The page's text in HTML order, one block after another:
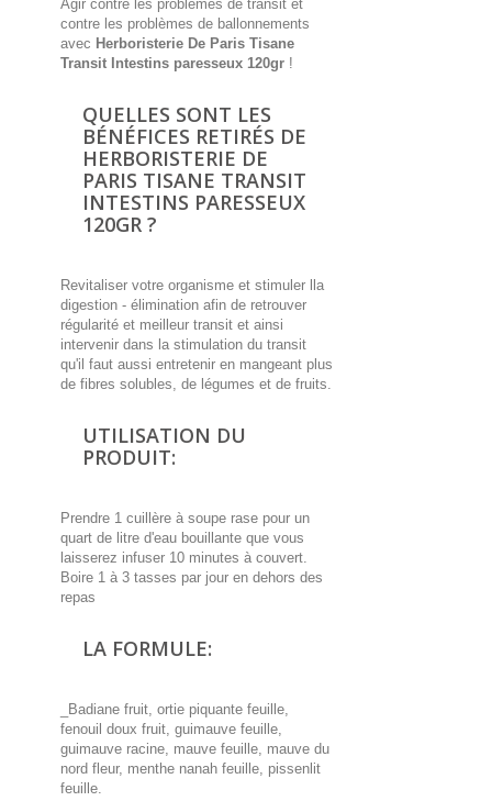
Agir contre les problèmes de transit et
contre les problèmes de ballonnements
avec Herboristerie De Paris Tisane
Transit Intestins paresseux 120gr !
QUELLES SONT LES
BÉNÉFICES RETIRÉS DE
HERBORISTERIE DE
PARIS TISANE TRANSIT
INTESTINS PARESSEUX
120GR ?
Revitaliser votre organisme et stimuler lla
digestion - élimination afin de retrouver
régularité et meilleur transit et ainsi
intervenir dans la stimulation du transit
qu'il faut aussi entretenir en mangeant plus
de fibres solubles, de légumes et de fruits.
UTILISATION DU
PRODUIT:
Prendre 1 cuillère à soupe rase pour un
quart de litre d'eau bouillante que vous
laisserez infuser 10 minutes à couvert.
Boire 1 à 3 tasses par jour en dehors des
repas
LA FORMULE:
_Badiane fruit, ortie piquante feuille,
fenouil doux fruit, guimauve feuille,
guimauve racine, mauve feuille, mauve du
nord fleur, menthe nanah feuille, pissenlit
feuille.